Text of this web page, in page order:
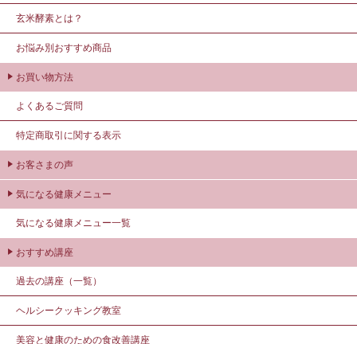
玄米酵素とは？
お悩み別おすすめ商品
お買い物方法
よくあるご質問
特定商取引に関する表示
お客さまの声
気になる健康メニュー
気になる健康メニュー一覧
おすすめ講座
過去の講座（一覧）
ヘルシークッキング教室
美容と健康のための食改善講座